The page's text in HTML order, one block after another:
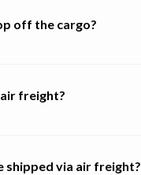
off the cargo?
freight?
shipped via air freight?